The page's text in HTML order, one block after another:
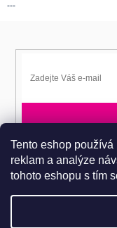
Tento eshop
reklam a analýze
tohoto eshopu s tím
---
Přihlaste se k EPITA-DD